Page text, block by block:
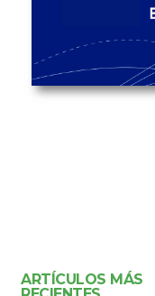
ARTÍCULOS MÁS